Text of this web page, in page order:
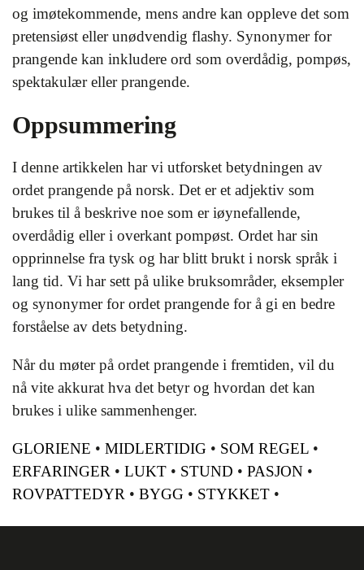
og imøtekommende, mens andre kan oppleve det som
pretensiøst eller unødvendig flashy. Synonymer for
prangende kan inkludere ord som overdådig, pompøs,
spektakulær eller prangende.
Oppsummering
I denne artikkelen har vi utforsket betydningen av
ordet prangende på norsk. Det er et adjektiv som
brukes til å beskrive noe som er iøynefallende,
overdådig eller i overkant pompøst. Ordet har sin
opprinnelse fra tysk og har blitt brukt i norsk språk i
lang tid. Vi har sett på ulike bruksområder, eksempler
og synonymer for ordet prangende for å gi en bedre
forståelse av dets betydning.
Når du møter på ordet prangende i fremtiden, vil du
nå vite akkurat hva det betyr og hvordan det kan
brukes i ulike sammenhenger.
GLORIENE • MIDLERTIDIG • SOM REGEL •
ERFARINGER • LUKT • STUND • PASJON •
ROVPATTEDYR • BYGG • STYKKET •